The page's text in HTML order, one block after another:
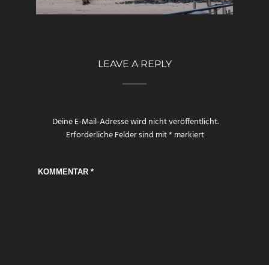
LEAVE A REPLY
Deine E-Mail-Adresse wird nicht veröffentlicht.
Erforderliche Felder sind mit*markiert
KOMMENTAR *